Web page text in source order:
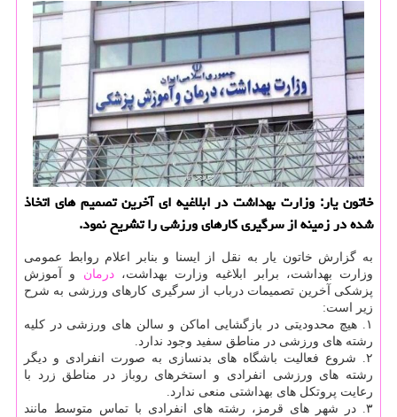
خاتون یار: وزارت بهداشت در ابلاغیه ای آخرین تصمیم های اتخاذ
شده در زمینه از سرگیری كارهای ورزشی را تشریح نمود.
به گزارش خاتون یار به نقل از ایسنا و بنابر اعلام روابط عمومی
وزارت بهداشت، برابر ابلاغیه وزارت بهداشت،درمان و آموزش
پزشکی آخرین تصمیمات درباب از سرگیری کارهای ورزشی به شرح
زیر است:
۱. هیچ محدودیتی در بازگشایی اماکن و سالن های ورزشی در کلیه
رشته های ورزشی در مناطق سفید وجود ندارد.
۲. شروع فعالیت باشگاه های بدنسازی به صورت انفرادی و دیگر
رشته های ورزشی انفرادی و استخرهای روباز در مناطق زرد با
رعایت پروتکل های بهداشتی منعی ندارد.
۳. در شهر های قرمز، رشته های انفرادی با تماس متوسط مانند